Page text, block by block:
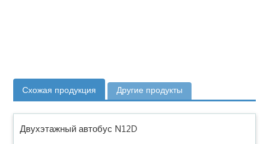
Схожая продукция Другие продукты
Двухэтажный автобус N12D